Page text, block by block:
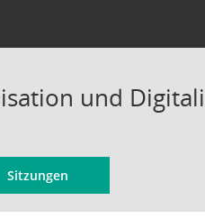
und
Sitzungen